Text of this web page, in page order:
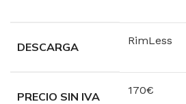
DESCARGA RimLess
PRECIO SIN IVA 170€